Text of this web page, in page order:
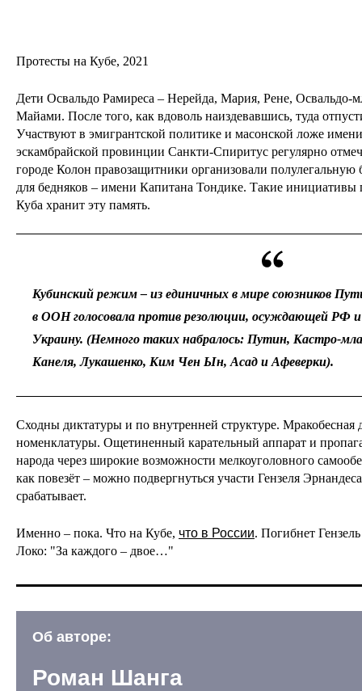
Протесты на Кубе, 2021
Дети Освальдо Рамиреса – Нерейда, Мария, Рене, Освальдо-
Майами. После того, как вдоволь наиздевавшись, туда
Участвуют в эмигрантской политике и масонской ложе
эскамбрайской провинции Санкти-Спиритус регулярно
городе Колон правозащитники организовали полулегальную
для бедняков – имени Капитана Тондике. Такие инициативы
Куба хранит эту память.
Кубинский режим – из единичных в мире союзников
в ООН голосовала против резолюции, осуждающей РФ
Украину. (Немного таких набралось: Путин, Кастро-
Канеля, Лукашенко, Ким Чен Ын, Асад и Афеверки).
Сходны диктатуры и по внутренней структуре. Мракобесная
номенклатуры. Ощетиненный карательный аппарат и
народа через широкие возможности мелкоуголовного
как повезёт – можно подвергнуться участи Гензеля
срабатывает.
Именно – пока. Что на Кубе, что в России. Погибнет
Локо: "За каждого – двое…"
Об авторе:
Роман Шанга